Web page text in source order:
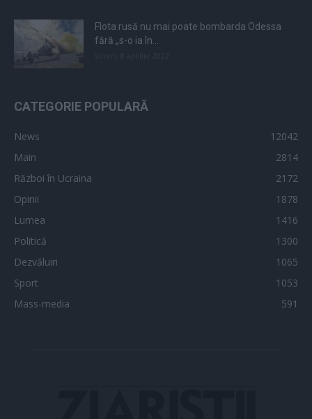
Flota rusă nu mai poate bombarda Odessa
fără „s-o ia în...
CATEGORIE POPULARĂ
News
12042
Main
2814
Război în Ucraina
2172
Opinii
1878
Lumea
1416
Politică
1300
Dezvăluiri
1065
Sport
1053
Mass-media
591